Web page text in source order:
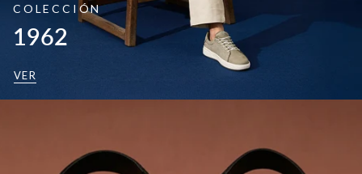
COLECCIÓN
1962
VER